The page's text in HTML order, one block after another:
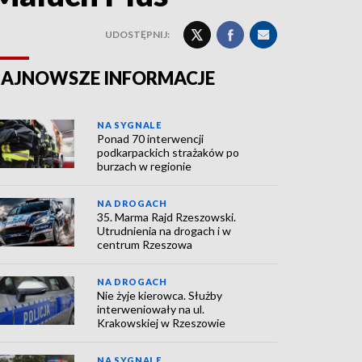
UDOSTĘPNIJ:
INFORMACJE
NA SYGNALE
Ponad 70 interwencji
podkarpackich strażaków po
burzach w regionie
NA DROGACH
35. Marma Rajd Rzeszowski.
Utrudnienia na drogach i w
centrum Rzeszowa
NA DROGACH
Nie żyje kierowca. Służby
interweniowały na ul.
Krakowskiej w Rzeszowie